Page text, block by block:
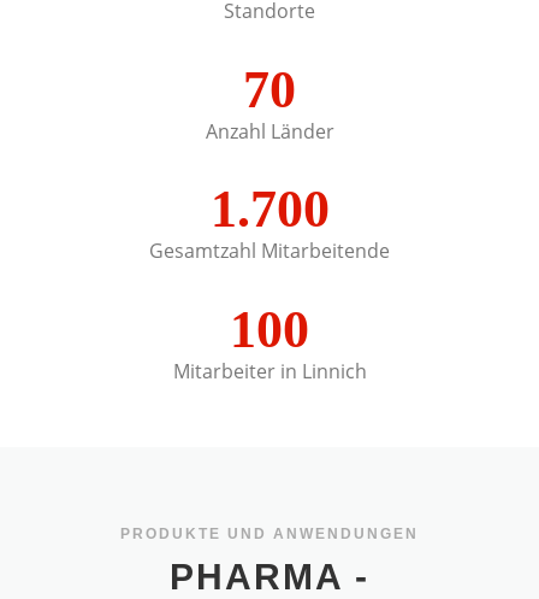
Standorte
70
Anzahl Länder
1.700
Gesamtzahl Mitarbeitende
100
Mitarbeiter in Linnich
PRODUKTE UND ANWENDUNGEN
PHARMA -